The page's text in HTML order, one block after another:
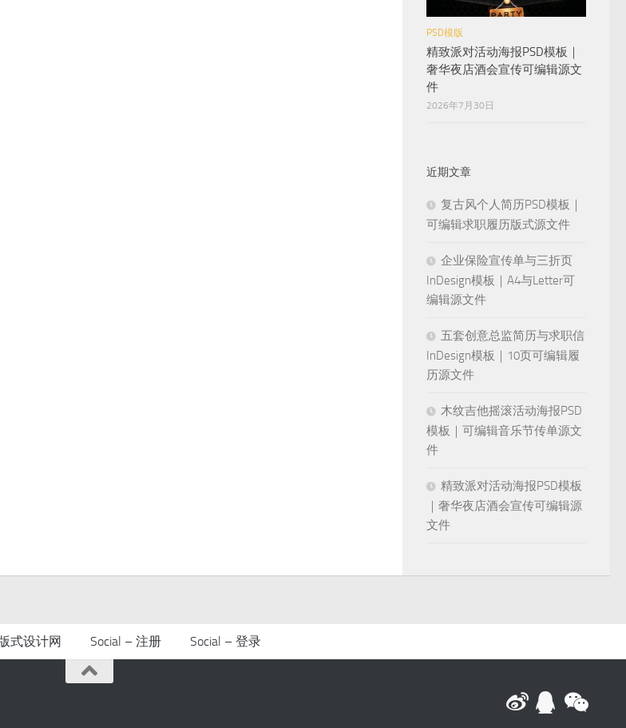
PSD模版
精致派对活动海报PSD模板｜
奢华夜店酒会宣传可编辑源文
件
2026年7月30日
近期文章
复古风个人简历PSD模板｜
可编辑求职履历版式源文件
企业保险宣传单与三折页
InDesign模板｜A4与Letter可
编辑源文件
五套创意总监简历与求职信
InDesign模板｜10页可编辑履
历源文件
木纹吉他摇滚活动海报PSD
模板｜可编辑音乐节传单源文
件
精致派对活动海报PSD模板
｜奢华夜店酒会宣传可编辑源
文件
式设计网 Social – 注册 Social – 登录